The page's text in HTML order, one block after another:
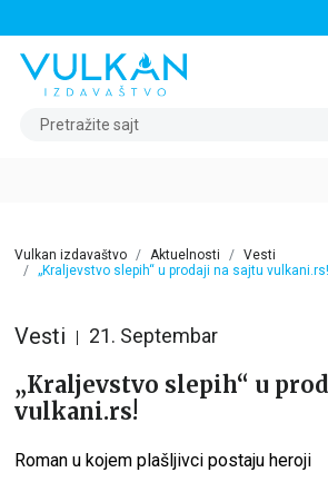
Pretražite sajt
Vulkan izdavaštvo Aktuelnosti
Vesti
„Kraljevstvo slepih“ u prodaji na sajtu vulkani.rs!
Vesti 21. Septembar
„Kraljevstvo slepih“ u
vulkani.rs!
Roman u kojem plašljivci postaju heroji